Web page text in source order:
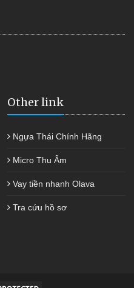
Other link
Ngựa Thái Chính Hãng
Micro Thu Âm
Vay tiền nhanh Olava
Tra cứu hồ sơ